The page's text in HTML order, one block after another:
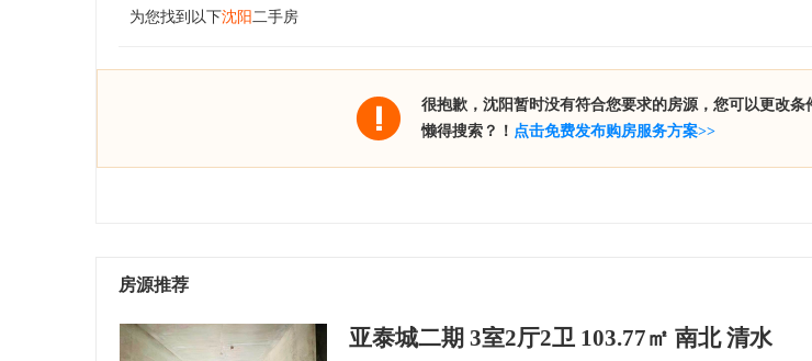
为您找到以下沈阳 二手房
很抱歉，沈阳暂时没有符合您要求的房源，您可以更改条
懒得搜索？！ 点击免费发布购房服务方案>>
房源推荐
亚泰城二期 3室2厅2卫 103.77㎡ 南北 清水